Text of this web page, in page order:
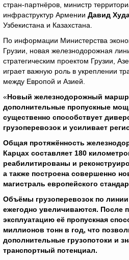
стран-партнёров, министр
инфраструктур Армении Давид
Узбекистана и Казахстана.
По информации Министерства
Грузии, новая железнодорожная
стратегическим проектом Грузии,
играет важную роль в укреплении
между Европой и Азией.
«Новый железнодорожный
дополнительные пропускные
существенно способствует
грузоперевозок и усиливает
Общая протяжённость
Карцах составляет 180
реабилитированы и
а также построена совершенно
магистраль европейского
Объёмы грузоперевозок по
ежегодно увеличиваются. После
эксплуатацию её пропускная
миллионов тонн в год, что
дополнительные грузопотоки и
транспортный потенциал.